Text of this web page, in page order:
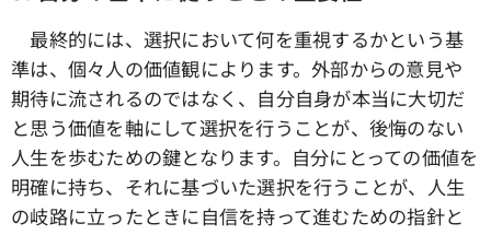
最終的には、選択において何を重視するかという基
準は、個々人の価値観によります。外部からの意見や
期待に流されるのではなく、自分自身が本当に大切だ
と思う価値を軸にして選択を行うことが、後悔のない
人生を歩むための鍵となります。自分にとっての価値を
明確に持ち、それに基づいた選択を行うことが、人生
の岐路に立ったときに自信を持って進むための指針と